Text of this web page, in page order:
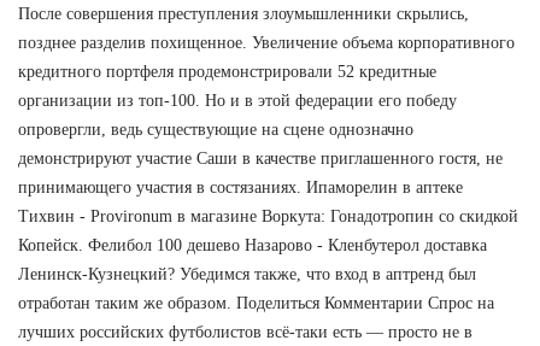
После совершения преступления злоумышленники скрылись,
позднее разделив похищенное. Увеличение объема корпоративного
кредитного портфеля продемонстрировали 52 кредитные
организации из топ-100. Но и в этой федерации его победу
опровергли, ведь существующие на сцене однозначно
демонстрируют участие Саши в качестве приглашенного гостя, не
принимающего участия в состязаниях. Ипаморелин в аптеке
Тихвин - Provironum в магазине Воркута: Гонадотропин со скидкой
Копейск. Фелибол 100 дешево Назарово - Кленбутерол доставка
Ленинск-Кузнецкий? Убедимся также, что вход в аптренд был
отработан таким же образом. Поделиться Комментарии Спрос на
лучших российских футболистов всё-таки есть — просто не в